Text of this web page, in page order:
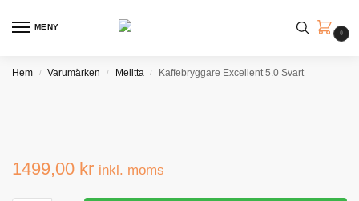
MENY
0
Hem / Varumärken / Melitta / Kaffebryggare Excellent 5.0 Svart
1499,00 kr inkl. moms